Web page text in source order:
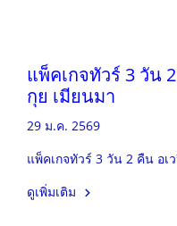
แพ็คเกจทัวร์ 3 วัน
กุย เมียนมา
29 ม.ค. 2569
แพ็คเกจทัวร์ 3 วัน 2 คืน อเ
ดูเพิ่มเติม